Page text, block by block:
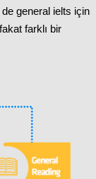
de general ielts için
farklı bir